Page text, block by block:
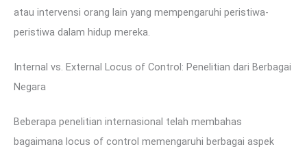
atau intervensi orang lain yang mempengaruhi peristiwa-
peristiwa dalam hidup mereka.
Internal vs. External Locus of Control: Penelitian dari Berbagai
Negara
Beberapa penelitian internasional telah membahas
bagaimana locus of control memengaruhi berbagai aspek